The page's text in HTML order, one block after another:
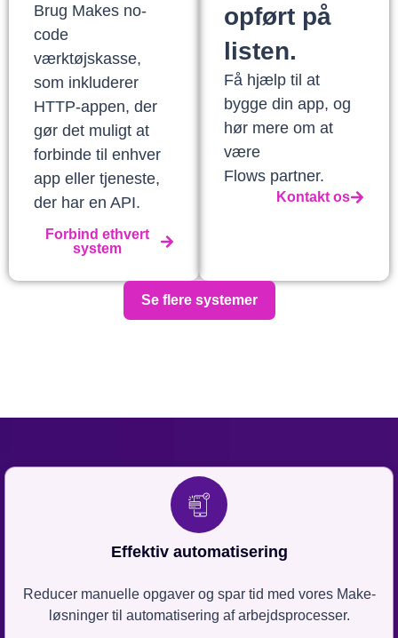
Brug Makes no-
code
værktøjskasse,
som inkluderer
HTTP-appen, der
gør det muligt at
forbinde til enhver
app eller tjeneste,
der har en API.
Forbind ethvert
system
opført på
listen.
Få hjælp til at
bygge din app, og
hør mere om at
være
Flows partner.
Kontakt os
Se flere systemer
Effektiv automatisering
Reducer manuelle opgaver og spar tid med vores Make-
løsninger til automatisering af arbejdsprocesser.